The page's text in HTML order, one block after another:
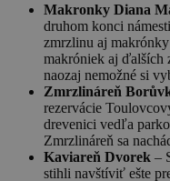
Makronky Diana
druhom konci
zmrzlinu aj
makróniek aj ďalších
naozaj nemožné si
Zmrzlináreň
rezervácie
drevenici vedľa
Zmrzlináreň sa
Kaviareň Dvorek –
stihli navštíviť ešte